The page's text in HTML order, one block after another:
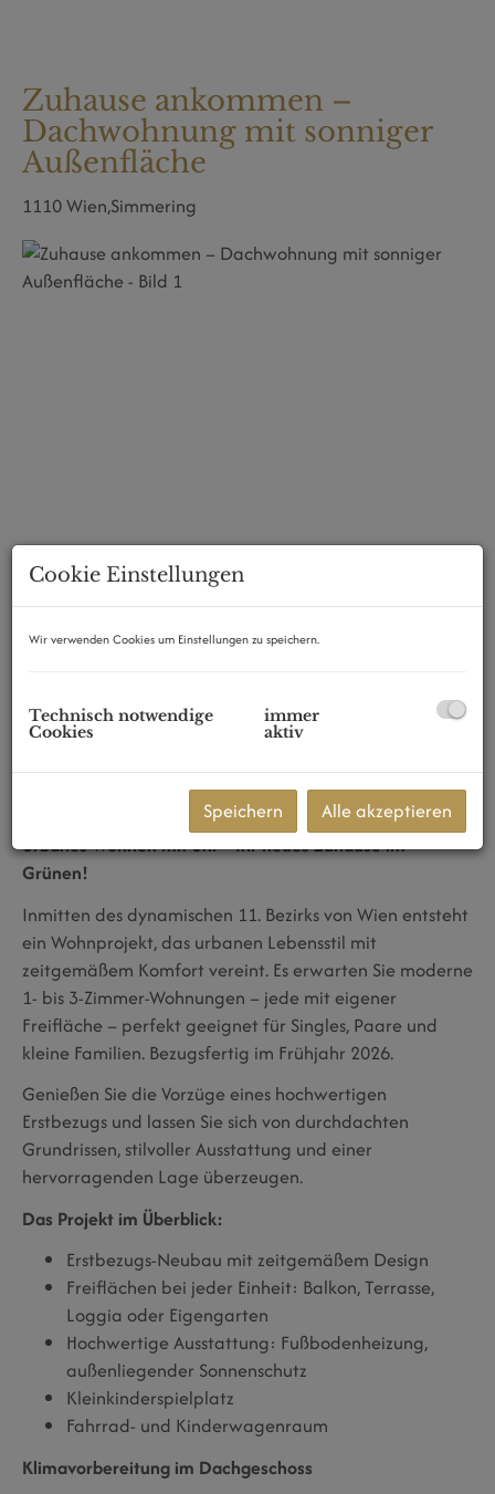
Zuhause ankommen –
Dachwohnung mit sonniger
Außenfläche
1110 Wien,Simmering
Beschreibung
Urbanes Wohnen mit Stil – Ihr neues Zuhause im
Grünen!
Inmitten des dynamischen 11. Bezirks von Wien entsteht
ein Wohnprojekt, das urbanen Lebensstil mit
zeitgemäßem Komfort vereint. Es erwarten Sie moderne
1- bis 3-Zimmer-Wohnungen – jede mit eigener
Freifläche – perfekt geeignet für Singles, Paare und
kleine Familien. Bezugsfertig im Frühjahr 2026.
Genießen Sie die Vorzüge eines hochwertigen
Erstbezugs und lassen Sie sich von durchdachten
Grundrissen, stilvoller Ausstattung und einer
hervorragenden Lage überzeugen.
Das Projekt im Überblick:
Erstbezugs-Neubau mit zeitgemäßem Design
Freiflächen bei jeder Einheit: Balkon, Terrasse,
Loggia oder Eigengarten
Hochwertige Ausstattung: Fußbodenheizung,
außenliegender Sonnenschutz
Kleinkinderspielplatz
Fahrrad- und Kinderwagenraum
Klimavorbereitung im Dachgeschoss
Cookie Einstellungen
Wir verwenden Cookies um Einstellungen zu speichern.
Technisch notwendige
Cookies
immer
aktiv
Speichern Alle akzeptieren